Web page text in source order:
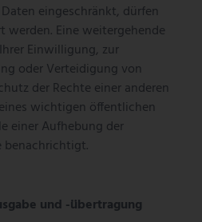
eingeschränkt, dürfen
werden. Eine weitergehende
Einwilligung, zur
oder Verteidigung von
der Rechte einer anderen
wichtigen öffentlichen
einer Aufhebung der
benachrichtigt.
und -übertragung